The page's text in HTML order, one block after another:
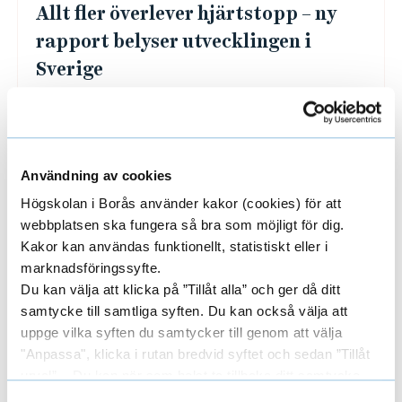
Användning av cookies
Högskolan i Borås använder kakor (cookies) för att
webbplatsen ska fungera så bra som möjligt för dig.
Kakor kan användas funktionellt, statistiskt eller i
marknadsföringssyfte.
Du kan välja att klicka på ”Tillåt alla” och ger då ditt
samtycke till samtliga syften. Du kan också välja att
uppge vilka syften du samtycker till genom att välja
"Anpassa", klicka i rutan bredvid syftet och sedan ”Tillåt
Allt fler överlever hjärtstopp – ny
rapport belyser utvecklingen i
Sverige
Var femte timme räddas en människa till livet
med hjälp av hjärt-lungräddning i Sverige.
Sedan 1990-talet har överlevnad...